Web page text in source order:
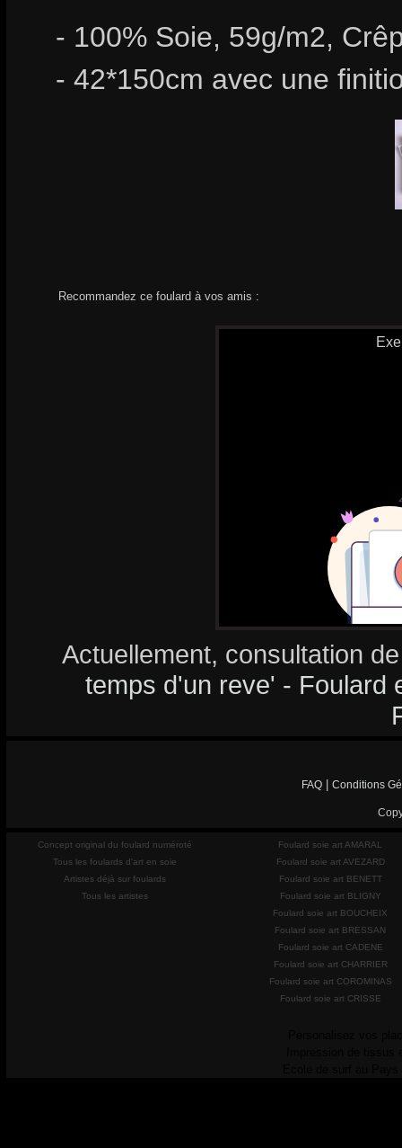
- 100% Soie, 59g/m2,
- 42*150cm avec une
Recommandez ce foulard à vos amis :
Actuellement, consultation
temps d'un reve' - Foulard
FAQ Conditions
Concept original du foulard numéroté
Tous les foulards d'art en soie
Artistes déjà sur foulards
Tous les artistes
Foulard soie art AMARAL
Foulard soie art AVEZARD
Foulard soie art BENETT
Foulard soie art BLIGNY
Foulard soie art BOUCHEIX
Foulard soie art BRESSAN
Foulard soie art CADENE
Foulard soie art CHARRIER
Foulard soie art COROMINAS
Foulard soie art CRISSE